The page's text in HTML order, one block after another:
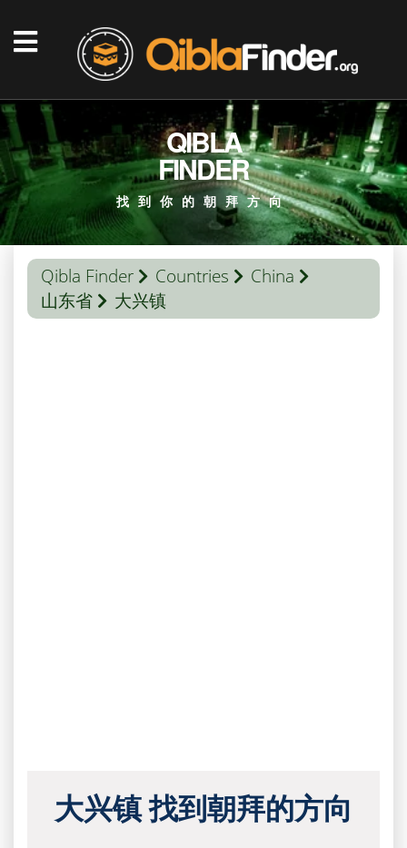
QIBLA
FINDER
找到你的朝拜方向
Qibla Finder Countries
China
山东省
大兴镇
大兴镇 找到朝拜的方向